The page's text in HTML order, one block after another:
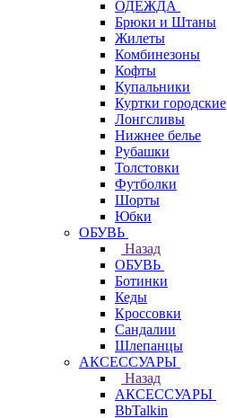
ОДЕЖДА
Брюки и Штаны
Жилеты
Комбинезоны
Кофты
Купальники
Куртки городские
Лонгсливы
Нижнее белье
Рубашки
Толстовки
Футболки
Шорты
Юбки
ОБУВЬ
Назад
ОБУВЬ
Ботинки
Кеды
Кроссовки
Сандалии
Шлепанцы
АКСЕССУАРЫ
Назад
АКСЕССУАРЫ
BbTalkin